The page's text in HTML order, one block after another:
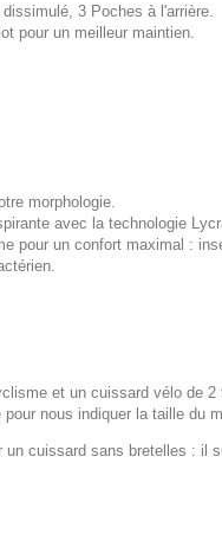
3 Poches à l'arrière.
pour un meilleur maintien.
morphologie.
avec la technologie
pour un confort maximal :
et un cuissard vélo de
nous indiquer la taille du
un cuissard sans bretelles : il